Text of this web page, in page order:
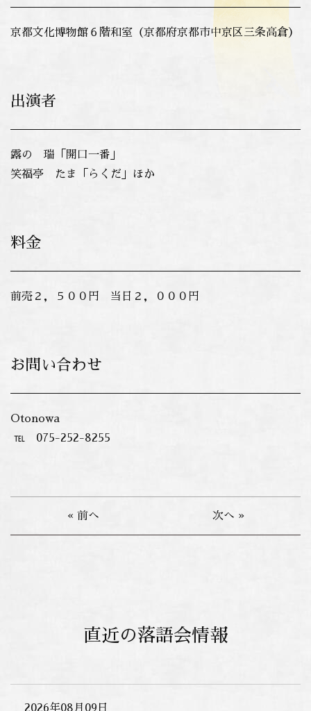
京都文化博物館６階和室（京都府京都市中京区三条高倉）
出演者
露の 瑞「開口一番」
笑福亭 たま「らくだ」ほか
料金
前売２，５００円 当日２，０００円
お問い合わせ
Otonowa
℡ 075-252-8255
« 前へ 次へ »
直近の落語会情報
2026年08月09日